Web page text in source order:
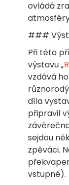
ovládá
###
Při této
výstavu „
vzdává
díla
připravil
sejdou
zpěváci.
vstupné).